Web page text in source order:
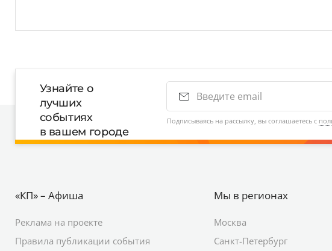
Узнайте о
лучших
событиях
в вашем городе
Подписываясь на рассылку, вы соглашаетесь с
«КП» – Афиша
Реклама на проекте
Правила публикации события
Мы в регионах
Москва
Санкт-Петербург